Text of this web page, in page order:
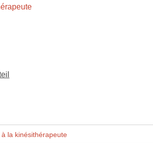
la kinésithérapeute